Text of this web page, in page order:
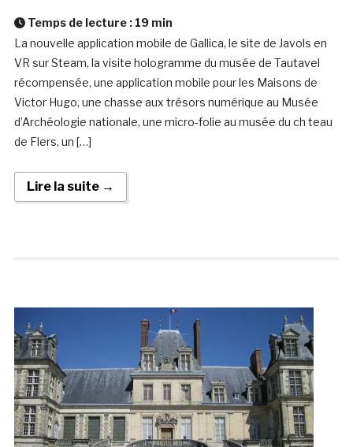
Temps de lecture : 19 min
La nouvelle application mobile de Gallica, le site de Javols en
VR sur Steam, la visite hologramme du musée de Tautavel
récompensée, une application mobile pour les Maisons de
Victor Hugo, une chasse aux trésors numérique au Musée
d’Archéologie nationale, une micro-folie au musée du ch teau
de Flers, un […]
Lire la suite →